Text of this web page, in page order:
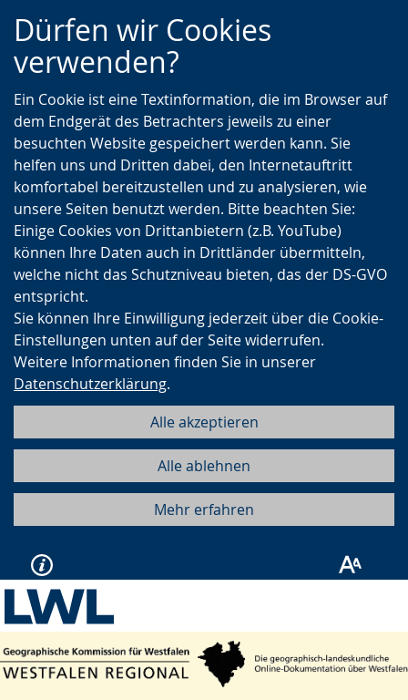
Zur
Hauptnavigation
Zur
Seitennavigation
Zum
Inhalt
Dürfen wir Cookies
verwenden?
Ein Cookie ist eine Textinformation, die im Browser auf
dem Endgerät des Betrachters jeweils zu einer
besuchten Website gespeichert werden kann. Sie
helfen uns und Dritten dabei, den Internetauftritt
komfortabel bereitzustellen und zu analysieren, wie
unsere Seiten benutzt werden. Bitte beachten Sie:
Einige Cookies von Drittanbietern (z.B. YouTube)
können Ihre Daten auch in Drittländer übermitteln,
welche nicht das Schutzniveau bieten, das der DS-GVO
entspricht.
Sie können Ihre Einwilligung jederzeit über die Cookie-
Einstellungen unten auf der Seite widerrufen.
Weitere Informationen finden Sie in unserer
Datenschutzerklärung.
Alle akzeptieren
Alle ablehnen
Mehr erfahren